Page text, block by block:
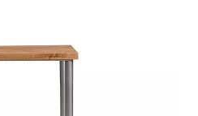
| del. 21. Aug - 28. Aug